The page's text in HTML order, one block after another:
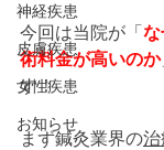
神経疾患
皮膚疾患
女性疾患
お知らせ
今回は当院が「
術料金が高いのか
す！
まず鍼灸業界の